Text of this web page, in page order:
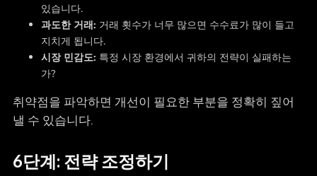
있습니다.
과도한 거래: 거래 횟수가 너무 많으면 수수료가 많이 들고
지치게 됩니다.
시장 민감도: 특정 시장 환경에서 귀하의 전략이 실패하는
가?
취약점을 파악하면 개선이 필요한 부분을 정확히 짚어
낼 수 있습니다.
6단계: 전략 조정하기